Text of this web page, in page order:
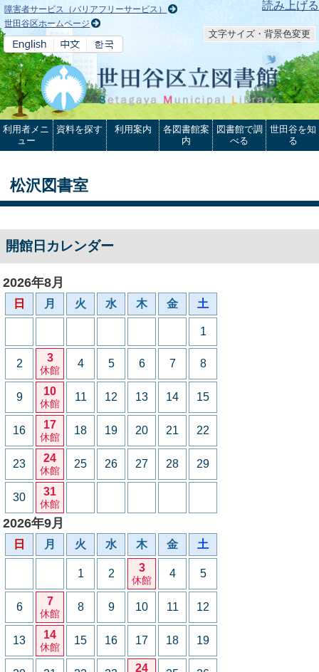
本文へ 読み上げる
障害者サービス（バリアフリーサービス）
世田谷区ホームページ
文字サイズ・背景色変更
利用者メニ
ュー
資料を探す 利用案内
各図書館案
内
図書館で調
べる
世田谷を知
る
松沢図書室
開館日カレンダー
2026年8月
日 月 火 水 木 金 土
1
2 3
休館
4 5 6 7 8
9 10
休館
11 12 13 14 15
16 17
休館
18 19 20 21 22
23 24
休館
25 26 27 28 29
30 31
休館
2026年9月
日 月 火 水 木 金 土
1 2 3
休館
4 5
6 7
休館
8 9 10 11 12
13 14
休館
15 16 17 18 19
24